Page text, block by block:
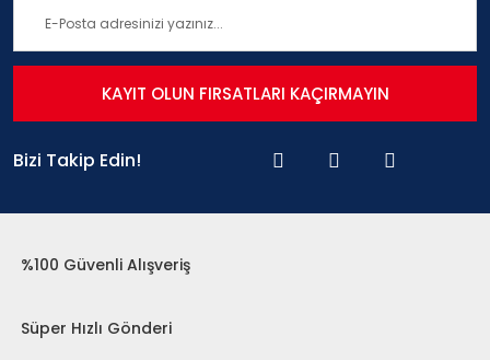
KAYIT OLUN FIRSATLARI KAÇIRMAYIN
Bizi Takip Edin!
%100 Güvenli Alışveriş
Süper Hızlı Gönderi